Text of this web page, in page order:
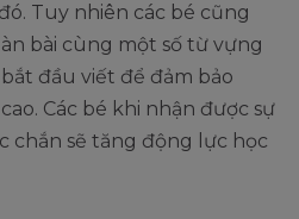
Tuy nhiên các bé cũng
bài cùng một số từ vựng
đầu viết để đảm bảo
Các bé khi nhận được sự
chắn sẽ tăng động lực học